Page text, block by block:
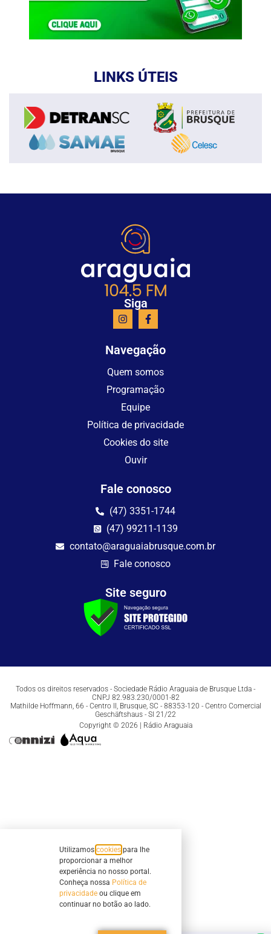
LINKS ÚTEIS
Siga
Navegação
Quem somos
Programação
Equipe
Política de privacidade
Cookies do site
Ouvir
Fale conosco
(47) 3351-1744
(47) 99211-1139
contato@araguaiabrusque.com.br
Fale conosco
Site seguro
Todos os direitos reservados - Sociedade Rádio Araguaia de Brusque Ltda -
CNPJ 82.983.230/0001-82
Mathilde Hoffmann, 66 - Centro II, Brusque, SC - 88353-120 - Centro Comercial
Geschäftshaus - Sl 21/22
Copyright © 2026 | Rádio Araguaia
Utilizamos cookies para lhe
proporcionar a melhor
experiência no nosso portal.
Conheça nossa Política de
privacidade ou clique em
continuar no botão ao lado.